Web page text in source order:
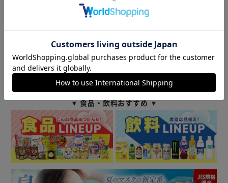
▼ 食品・飲料おすすめ ▼